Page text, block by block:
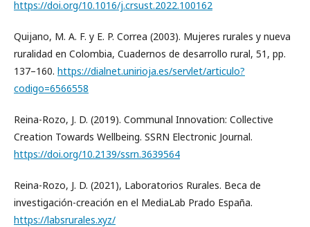
https://doi.org/10.1016/j.crsust.2022.100162
Quijano, M. A. F. y E. P. Correa (2003). Mujeres rurales y nueva
ruralidad en Colombia, Cuadernos de desarrollo rural, 51, pp.
137–160. https://dialnet.unirioja.es/servlet/articulo?
codigo=6566558
Reina-Rozo, J. D. (2019). Communal Innovation: Collective
Creation Towards Wellbeing. SSRN Electronic Journal.
https://doi.org/10.2139/ssrn.3639564
Reina-Rozo, J. D. (2021), Laboratorios Rurales. Beca de
investigación-creación en el MediaLab Prado España.
https://labsrurales.xyz/